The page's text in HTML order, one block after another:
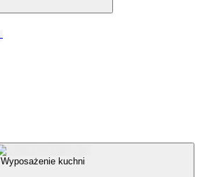
Wyposażenie kuchni